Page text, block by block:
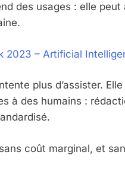
des usages : elle
2023 – Artificial
plus d’assister.
à des humains :
coût marginal, et